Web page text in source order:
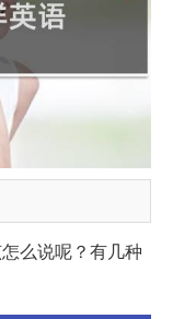
么说呢？有几种